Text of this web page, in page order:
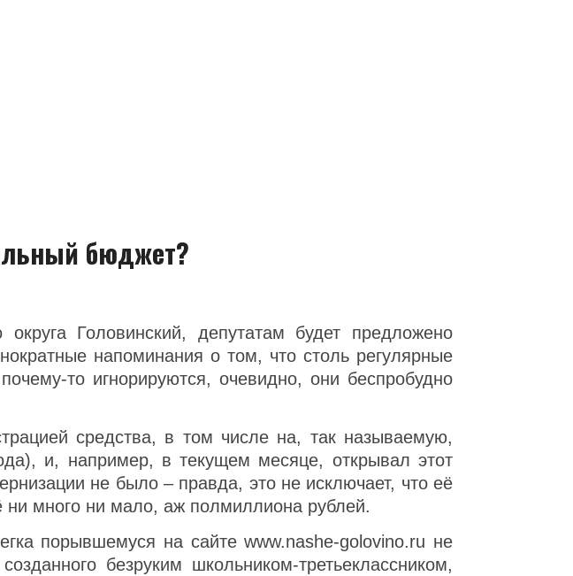
бюджет?
Головинский, депутатам будет предложено
напоминания о том, что столь регулярные
то игнорируются, очевидно, они беспробудно
средства, в том числе на, так называемую,
и, например, в текущем месяце, открывал этот
не было – правда, это не исключает, что её
ни много ни мало, аж полмиллиона рублей.
порывшемуся на сайте www.nashe-golovino.ru не
безруким школьником-третьеклассником,